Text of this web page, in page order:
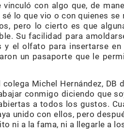
con algo que, de
sé lo que vio o con quienes
pero lo cierto es que
Su facilidad para
y el olfato para insertarse
un pasaporte que le
Michel Hernández, DB
conmigo diciendo que
a todos los gustos.
unido con ellos, pero
ni a la fama, ni a llegarle a